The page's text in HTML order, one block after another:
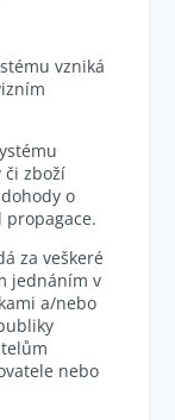
vzniká
či zboží
o
za veškeré
jednáním v
a/nebo
nebo